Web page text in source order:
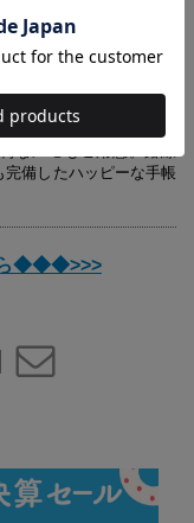
サイズで、使いやすい
年3月までのマンスリー
。 他には、便利な年間
柄などでデザインした
備したハッピーな手帳
ら◆◆◆>>>